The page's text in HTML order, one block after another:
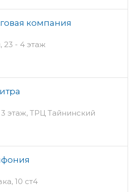
компания
23 - 4 этаж
этаж, ТРЦ Тайнинский
10 ст4